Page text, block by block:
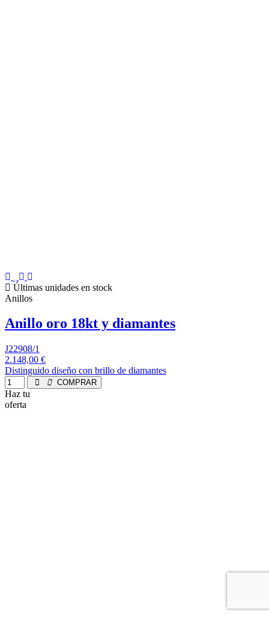
Últimas unidades en stock
Anillos
Anillo oro 18kt y diamantes
J22908/1
2.148,00 €
Distinguido diseño con brillo de diamantes
COMPRAR
Haz tu
oferta